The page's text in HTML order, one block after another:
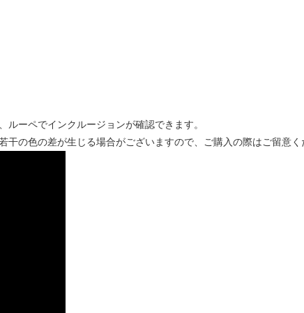
ーペでインクルージョンが確認できます。
干の色の差が生じる場合がございますので、ご購入の際はご留意く